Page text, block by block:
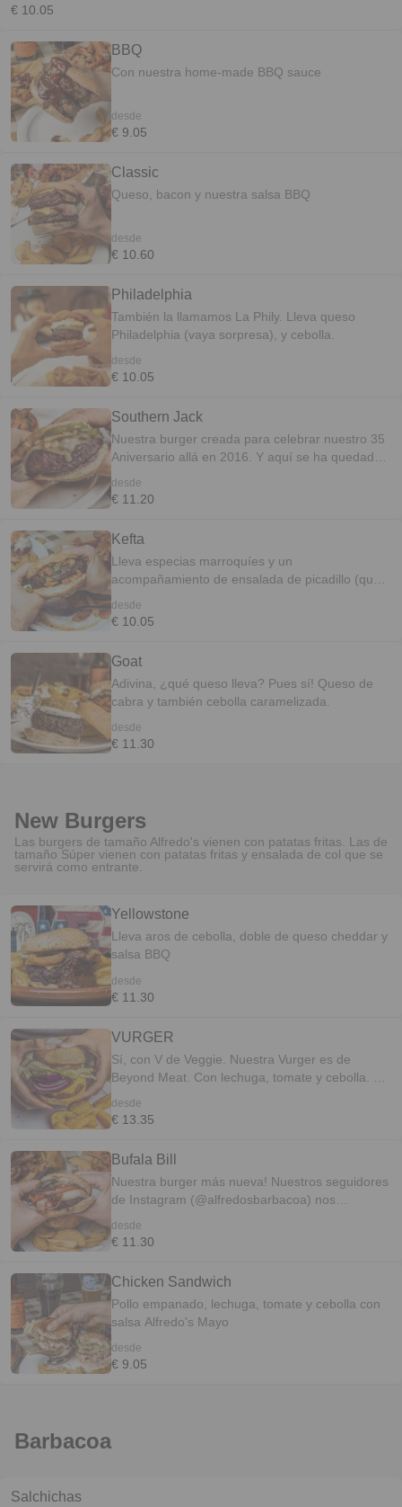
€ 10.05
BBQ
Con nuestra home-made BBQ sauce
desde
€ 9.05
Classic
Queso, bacon y nuestra salsa BBQ
desde
€ 10.60
Philadelphia
También la llamamos La Phily. Lleva queso
Philadelphia (vaya sorpresa), y cebolla.
desde
€ 10.05
Southern Jack
Nuestra burger creada para celebrar nuestro 35
Aniversario allá en 2016. Y aquí se ha quedado
quienes no la conozcáis: lleva especias del
desde
€ 11.20
Kefta
Lleva especias marroquíes y un
acompañamiento de ensalada de picadillo (que
de sabores... yummy!)
desde
€ 10.05
Goat
Adivina, ¿qué queso lleva? Pues sí! Queso de
cabra y también cebolla caramelizada.
desde
€ 11.30
New Burgers
Las burgers de tamaño Alfredo's vienen con patatas fritas. Las de
tamaño Súper vienen con patatas fritas y ensalada de col que se
servirá como entrante.
Yellowstone
Lleva aros de cebolla, doble de queso cheddar y
salsa BBQ
desde
€ 11.30
VURGER
Sí, con V de Veggie. Nuestra Vurger es de
Beyond Meat. Con lechuga, tomate y cebolla. Ps:
muuuuuy rica. Digo, vvvvvvvery nice.
desde
€ 13.35
Bufala Bill
Nuestra burger más nueva! Nuestros seguidores
de Instagram (@alfredosbarbacoa) nos
hamburguesa. El nombre elegido fue de
Queso Mozzarella Bacon Especias de pizza
Salsa BBQ Tomate a la parrilla Cebolla y
pimiento frito Orégano
desde
€ 11.30
Chicken Sandwich
Pollo empanado, lechuga, tomate y cebolla con
salsa Alfredo's Mayo
desde
€ 9.05
Barbacoa
Salchichas